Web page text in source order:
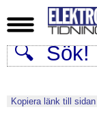
Kopiera länk till sidan